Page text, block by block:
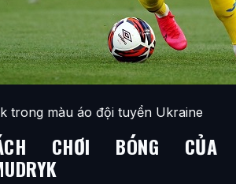
trong màu áo đội tuyển Ukraine
CHƠI BÓNG CỦA